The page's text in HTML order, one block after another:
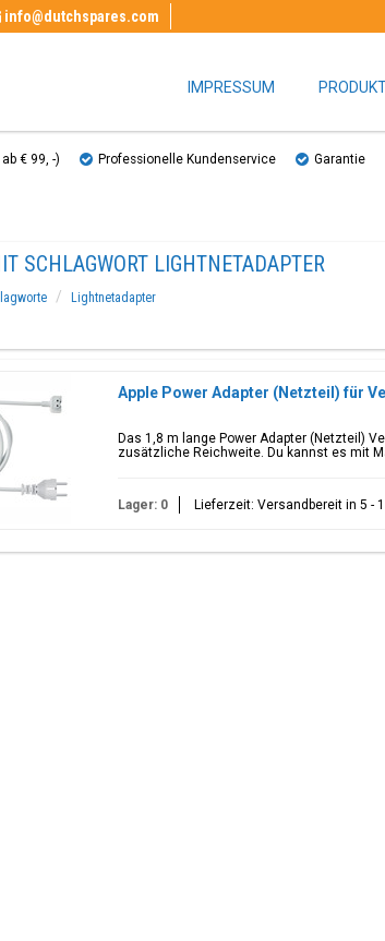
info@dutchspares.com
IMPRESSUM
€ 99, ​​-) Professionelle Kundenservice Garantie
SCHLAGWORT LIGHTNETADAPTER
Lightnetadapter
Apple Power Adapter (Netzteil) für
Das 1,8 m lange Power Adapter (Netzteil)
zusätzliche Reichweite. Du kannst es mit
Lager: 0 Lieferzeit: Versandbereit in 5 -